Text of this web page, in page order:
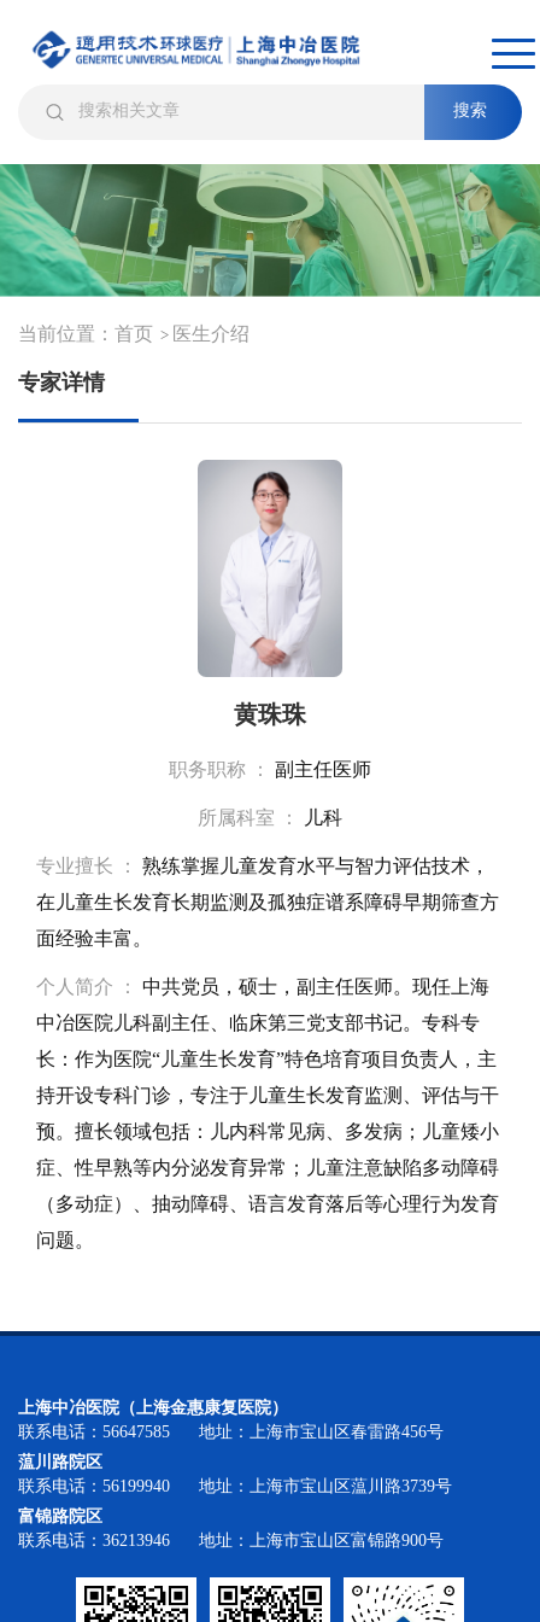
搜索
当前位置： 首页 > 医生介绍
专家详情
黄珠珠
职务职称 ： 副主任医师
所属科室 ： 儿科
专业擅长 ：
熟练掌握儿童发育水平与智力评估技术，
在儿童生长发育长期监测及孤独症谱系障碍早期筛查方
面经验丰富。
个人简介 ：
中共党员，硕士，副主任医师。现任上海
中冶医院儿科副主任、临床第三党支部书记。专科专
长：作为医院“儿童生长发育”特色培育项目负责人，主
持开设专科门诊，专注于儿童生长发育监测、评估与干
预。擅长领域包括：儿内科常见病、多发病；儿童矮小
症、性早熟等内分泌发育异常；儿童注意缺陷多动障碍
（多动症）、抽动障碍、语言发育落后等心理行为发育
问题。
上海中冶医院（上海金惠康复医院）
联系电话：56647585 地址：上海市宝山区春雷路456号
蕰川路院区
联系电话：56199940 地址：上海市宝山区蕰川路3739号
富锦路院区
联系电话：36213946 地址：上海市宝山区富锦路900号